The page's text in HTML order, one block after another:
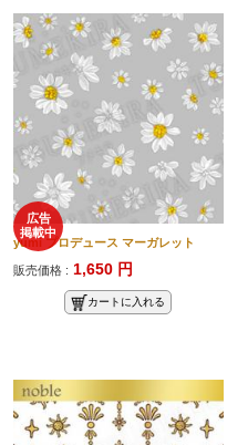
広告
掲載中
yumi プロデュース マーガレット
販売価格 : 1,650 円
カートに入れる